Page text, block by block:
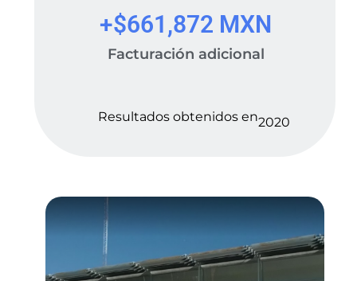
Facturación adicional
+$661,872 MXN
Resultados obtenidos en2020